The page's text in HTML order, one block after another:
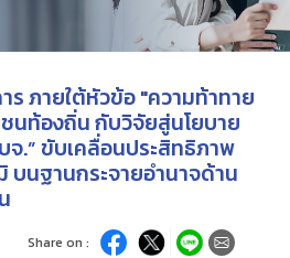
ภายใต้หัวข้อ "ความท้าทาย
นท้องถิ่น กับวิจัยสู่นโยบาย
จ.” ขับเคลื่อนประสิทธิภาพ
นฐานกระจายอำนาจด้าน
Share on :